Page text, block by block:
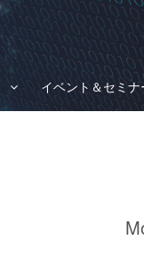
イベント＆セミナ